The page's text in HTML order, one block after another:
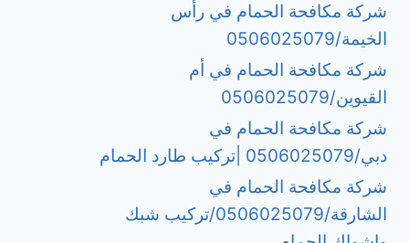
شركة مكافحة الحمام في رأس
الخيمة/0506025079
شركة مكافحة الحمام في أم
القيوين/0506025079
شركة مكافحة الحمام في
دبي/0506025079 |تركيب طارد الحمام
شركة مكافحة الحمام في
الشارقة/0506025079/تركيب شبك